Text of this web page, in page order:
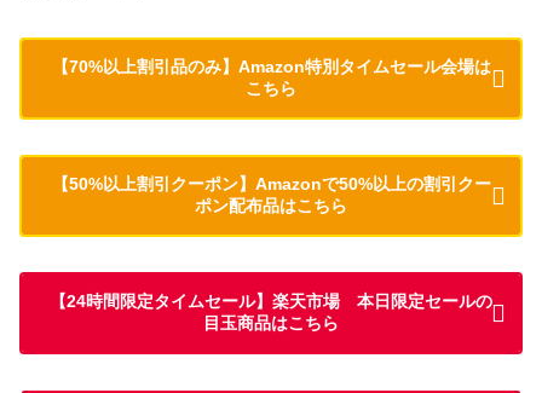
【70%以上割引品のみ】Amazon特別タイムセール会場は
こちら
【50%以上割引クーポン】Amazonで50%以上の割引クー
ポン配布品はこちら
【24時間限定タイムセール】楽天市場 本日限定セールの
目玉商品はこちら